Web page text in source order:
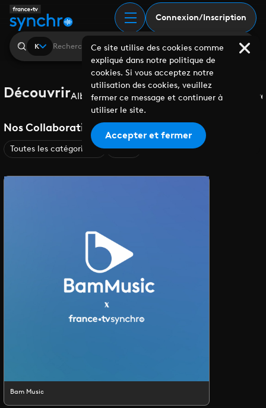
Connexion/Inscription
K
DécouvrirAlbumsPlaylistsCollaborationsLabels Genre
Nos Collaborations
Toutes les catégories A-Z
Bam Music
Ce site utilise des cookies comme
expliqué dans notre politique de
cookies. Si vous acceptez notre
utilisation des cookies, veuillez
fermer ce message et continuer à
utiliser le site.
Accepter et fermer